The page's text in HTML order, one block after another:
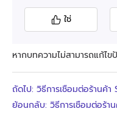
ใช่
หากบทความไม่สามารถแก้ไ
ย้อนกลับ: วิธีการเชื่อมต่อร้าน
ถัดไป: วิธีการเชื่อมต่อร้านค้า